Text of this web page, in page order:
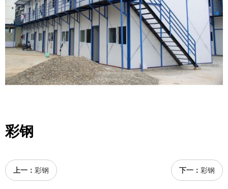
彩钢
上一： 彩钢 下一： 彩钢